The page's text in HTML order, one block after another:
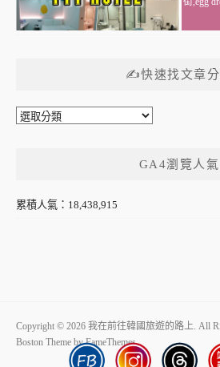
✍快速找文章
✍
章
GA4瀏覽人氣
累積人氣：18,438,915
Copyright © 2026 我在前往韓國旅遊的路上. All
Boston Theme byFameThemes